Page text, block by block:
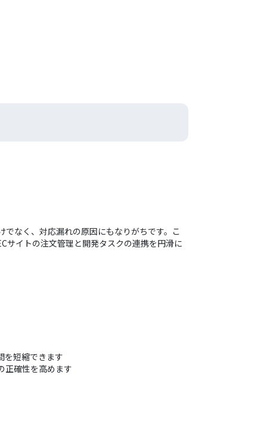
なく、対応漏れの原因にもなりがちです。こ
イトの注文管理と開発タスクの連携を円滑に
を短縮できます
正確性を高めます